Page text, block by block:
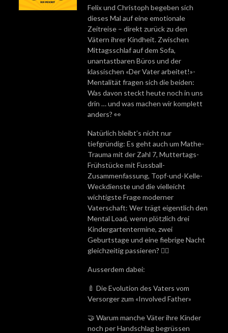
Felix und Christoph begeben sich
dieses Mal auf eine emotionale
Zeitreise – direkt zurück zu den
Vätern ihrer Kindheit. Zwischen
Mittagsschlaf auf dem Sofa,
unantastbaren Büros und der
klassischen «Der Vater arbeitet!»-
Mentalität fragen sich die beiden:
Was davon steckt heute noch in uns
drin … und was machen wir komplett
anders? 👀
Natürlich bleibt’s nicht nur
tiefgründig: Es geht auch um Mathe-
Trauma mit der Zahl 7, Muttertags-
Frühstücke mit Fussball-
Zusammenfassung, Topf-und-Kelle-
Weckdienste und die vielleicht
wichtigste Frage moderner
Vaterschaft: Wer trägt eigentlich den
Mental Load, wenn plötzlich drei
Kindergartentermine, zwei
Geburtstage und eine fiebrige Nacht
gleichzeitig passieren? 😵‍💫
Ausserdem dabei:
🍼 Die Evolution des Vaters vom
Versorger zum «Involved Father»
🤝 Warum manche Väter ihre Kinder
noch per Handschlag begrüssen